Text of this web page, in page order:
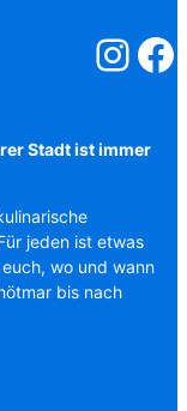
Stadt ist immer
jeden ist etwas
wo und wann
bis nach